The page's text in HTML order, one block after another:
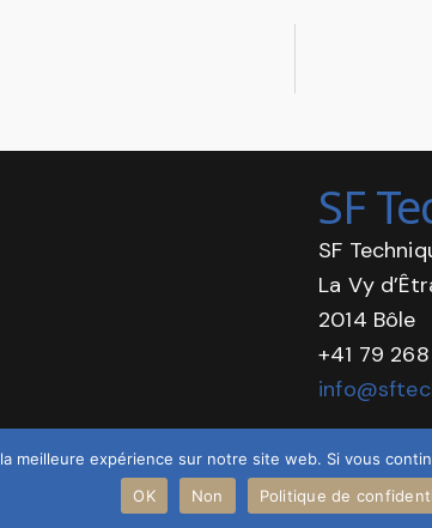
SF
SF
La Vy
2014 Bôle
+41 79
meilleure expérience sur notre site web. Si vous
OK
Non Politique de